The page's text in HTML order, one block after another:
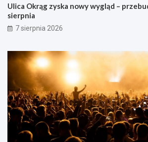
Ulica Okrąg zyska nowy wygląd –
sierpnia
7 sierpnia 2026